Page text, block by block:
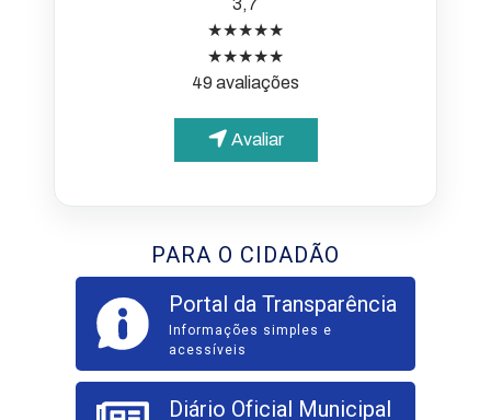
★★★★★
★★★★★
49 avaliações
Avaliar
PARA O CIDADÃO
Portal da Transparência
Informações simples e
acessíveis
Diário Oficial Municipal